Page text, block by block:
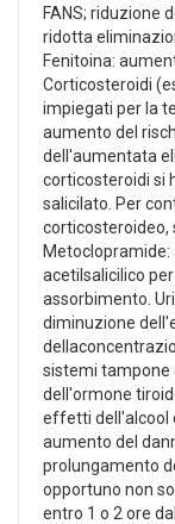
FANS; riduzione
ridotta
Fenitoina:
Corticosteroidi
impiegati per la
aumento del
dell'aumentata
corticosteroidi si
salicilato. Per
corticosteroideo,
acetilsalicilico
assorbimento.
diminuzione
sistemi tampone
dell'ormone
effetti dell'alcool
aumento del
prolungamento
opportuno non
entro 1 o 2 ore